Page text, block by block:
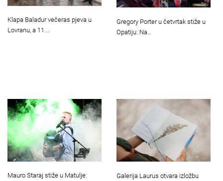
Klapa Baladur večeras pjeva u
Lovranu, a 11.…
Gregory Porter u četvrtak stiže u
Opatiju: Na…
Mauro Staraj stiže u Matulje:
Galerija Laurus otvara izložbu